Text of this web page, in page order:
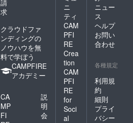
請
求
クラウドファ
ンディングの
ノウハウを無
料で学ぼう
CAMPFIRE
アカデミー
CA
MP
FI
説
明
会
ニ
ティ
CAM
PFI
RE
Crea
tion
CAM
PFI
RE
for
Soci
al
ニュー
ス
ヘルプ
お問い
合わせ
各種規定
利用規
約
細則
プライ
バシー